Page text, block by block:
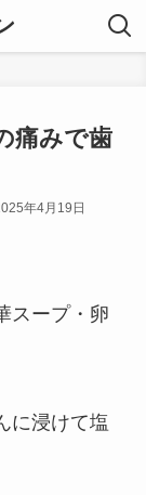
痛みで歯
年4月19日
スープ・卵
に浸けて塩